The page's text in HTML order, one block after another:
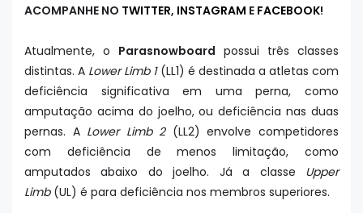
ACOMPANHE NO TWITTER, INSTAGRAM E FACEBOOK!
Atualmente, o Parasnowboard possui três classes
distintas. A Lower Limb 1(LL1) é destinada a atletas com
deficiência significativa em uma perna, como
amputação acima do joelho, ou deficiência nas duas
pernas. A Lower Limb 2(LL2) envolve competidores
com deficiência de menos limitação, como
amputados abaixo do joelho. Já a classe Upper
Limb(UL) é para deficiência nos membros superiores.